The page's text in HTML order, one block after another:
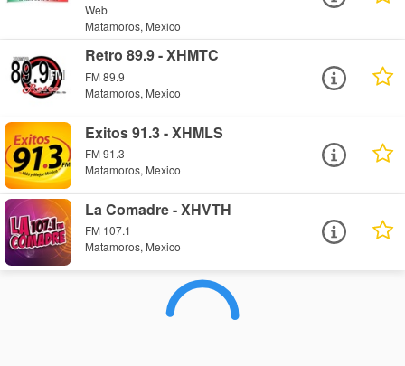
Web
Matamoros, Mexico
Retro 89.9 - XHMTC
FM 89.9
Matamoros, Mexico
Exitos 91.3 - XHMLS
FM 91.3
Matamoros, Mexico
La Comadre - XHVTH
FM 107.1
Matamoros, Mexico